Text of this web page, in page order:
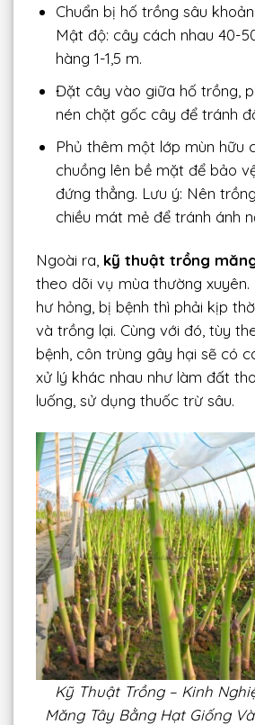
Chuẩn bị hố trồng sâu
Mật độ: cây cách nhau 40-
hàng 1-1,5 m.
Đặt cây vào giữa hố trồng,
nén chặt gốc cây để tránh
Phủ thêm một lớp mùn hữu
chuồng lên bề mặt để bảo
đứng thẳng. Lưu ý: Nên
chiều mát mẻ để tránh ánh
Ngoài ra, kỹ thuật trồng
theo dõi vụ mùa thường
hư hỏng, bị bệnh thì phải kịp
và trồng lại. Cùng với đó, tùy
bệnh, côn trùng gây hại sẽ có
xử lý khác nhau như làm đất
luống, sử dụng thuốc trừ sâu.
Kỹ Thuật Trồng – Kinh
Măng Tây Bằng Hạt Giống